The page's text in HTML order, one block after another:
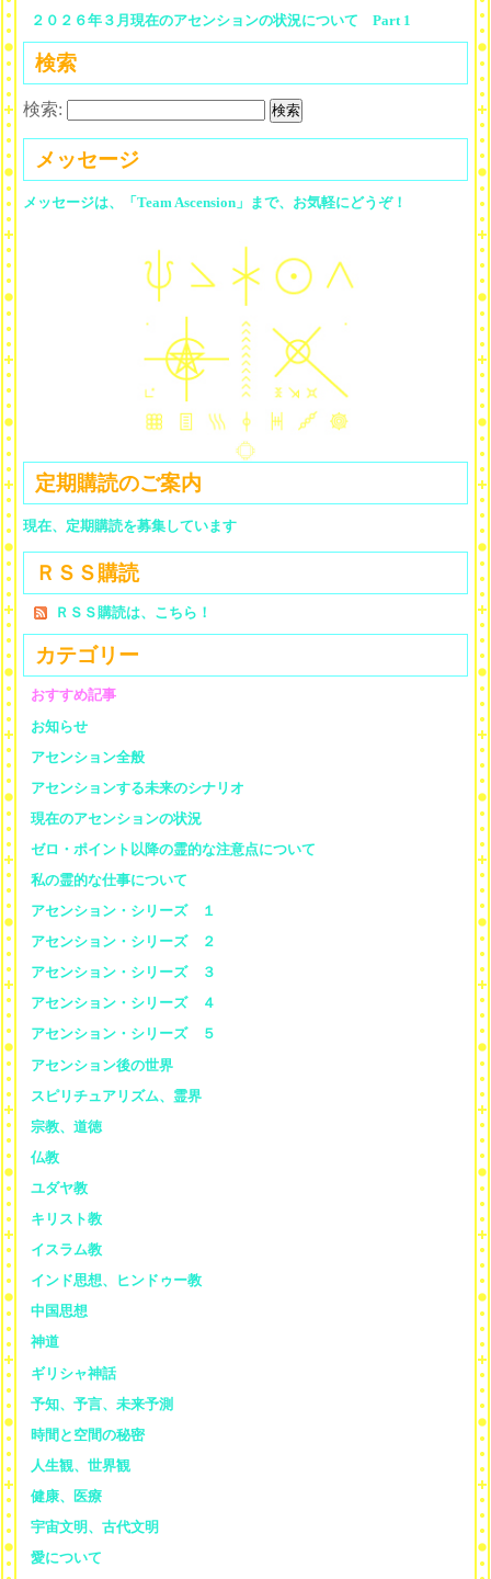
２０２６年３月現在のアセンションの状況について Part 1
検索
検索:
メッセージ
メッセージは、「Team Ascension」まで、お気軽にどうぞ！
定期購読のご案内
現在、定期購読を募集しています
ＲＳＳ購読
ＲＳＳ購読は、こちら！
カテゴリー
おすすめ記事
お知らせ
アセンション全般
アセンションする未来のシナリオ
現在のアセンションの状況
ゼロ・ポイント以降の霊的な注意点について
私の霊的な仕事について
アセンション・シリーズ １
アセンション・シリーズ ２
アセンション・シリーズ ３
アセンション・シリーズ ４
アセンション・シリーズ ５
アセンション後の世界
スピリチュアリズム、霊界
宗教、道徳
仏教
ユダヤ教
キリスト教
イスラム教
インド思想、ヒンドゥー教
中国思想
神道
ギリシャ神話
予知、予言、未来予測
時間と空間の秘密
人生観、世界観
健康、医療
宇宙文明、古代文明
愛について